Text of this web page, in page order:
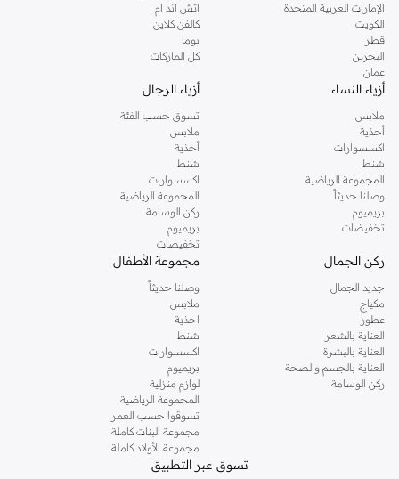
دوروثي بيركنز الشهيرة. تصفحي المجموعة كاملة في متجر دوروثي بيركنز اون لاين او
استخدمي القائمة لتحديد تجربة تسوق دوروثي بيركنز اون لاين. خدمة التوصيل السريعة
والدعم الاستثنائي يضمن لك تجربة تسوق ممتعة دائما مع نمشي.
الإمارات العربية المتحدة
الكويت
قطر
البحرين
عمان
اتش اند ام
كالفن كلاين
بوما
كل الماركات
أزياء النساء
ملابس
أحذية
اكسسوارات
شنط
المجموعة الرياضية
وصلنا حديثاً
بريميوم
تخفيضات
أزياء الرجال
تسوق حسب الفئة
ملابس
أحذية
شنط
اكسسوارات
المجموعة الرياضية
ركن الوسامة
بريميوم
تخفيضات
ركن الجمال
جديد الجمال
مكياج
عطور
العناية بالشعر
العناية بالبشرة
العناية بالجسم والصحة
ركن الوسامة
مجموعة الأطفال
وصلنا حديثاً
ملابس
احذية
شنط
اكسسوارات
بريميوم
لوازم منزلية
المجموعة الرياضية
تسوقوا حسب العمر
مجموعة البنات كاملة
مجموعة الأولاد كاملة
تسوق عبر التطبيق